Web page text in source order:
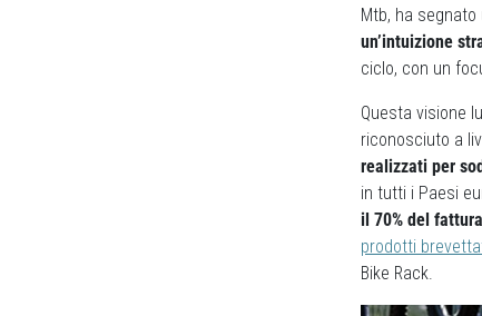
Mtb, ha segnato
un’intuizione
ciclo, con un
Questa visione
riconosciuto a
realizzati per
in tutti i Paesi
il 70% del
prodotti
Bike Rack.